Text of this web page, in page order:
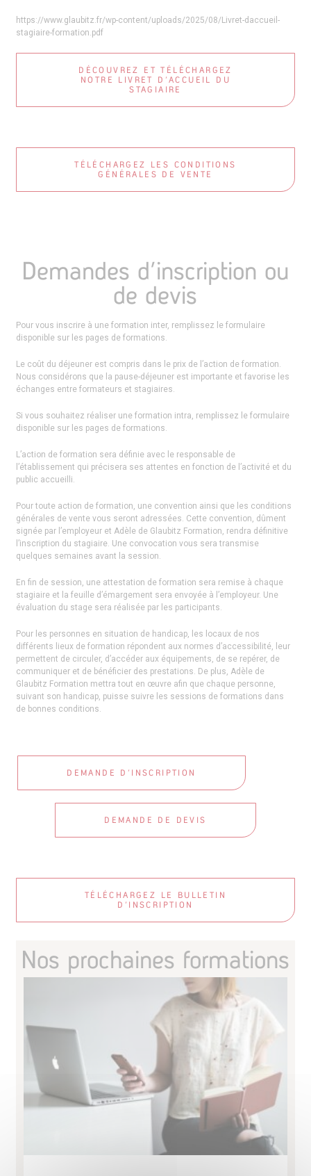
https://www.glaubitz.fr/wp-content/uploads/2025/08/Livret-daccueil-
stagiaire-formation.pdf
DÉCOUVREZ ET TÉLÉCHARGEZ
NOTRE LIVRET D’ACCUEIL DU
STAGIAIRE
TÉLÉCHARGEZ LES CONDITIONS
GÉNÉRALES DE VENTE
Demandes d’inscription ou
de devis
Pour vous inscrire à une formation inter, remplissez le formulaire
disponible sur les pages de formations.
Le coût du déjeuner est compris dans le prix de l’action de formation.
Nous considérons que la pause-déjeuner est importante et favorise les
échanges entre formateurs et stagiaires.
Si vous souhaitez réaliser une formation intra, remplissez le formulaire
disponible sur les pages de formations.
L’action de formation sera définie avec le responsable de
l’établissement qui précisera ses attentes en fonction de l’activité et du
public accueilli.
Pour toute action de formation, une convention ainsi que les conditions
générales de vente vous seront adressées. Cette convention, dûment
signée par l’employeur et Adèle de Glaubitz Formation, rendra définitive
l’inscription du stagiaire. Une convocation vous sera transmise
quelques semaines avant la session.
En fin de session, une attestation de formation sera remise à chaque
stagiaire et la feuille d’émargement sera envoyée à l’employeur. Une
évaluation du stage sera réalisée par les participants.
Pour les personnes en situation de handicap, les locaux de nos
différents lieux de formation répondent aux normes d’accessibilité, leur
permettent de circuler, d’accéder aux équipements, de se repérer, de
communiquer et de bénéficier des prestations. De plus, Adèle de
Glaubitz Formation mettra tout en œuvre afin que chaque personne,
suivant son handicap, puisse suivre les sessions de formations dans
de bonnes conditions.
DEMANDE D’INSCRIPTION
DEMANDE DE DEVIS
TÉLÉCHARGEZ LE BULLETIN
D’INSCRIPTION
Nos prochaines formations